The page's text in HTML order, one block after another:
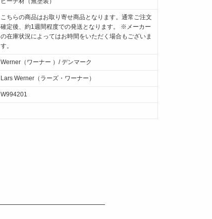
こちらの商品はお取り寄せ商品となります。通常ご注文
確定後、約1週間程度での発送となります。 ※メーカー
の在庫状況によってはお時間をいただく場合もございま
す。
Werner（ワーナー ）/ デンマーク
Lars Werner（ラーズ・ワーナー）
W994201